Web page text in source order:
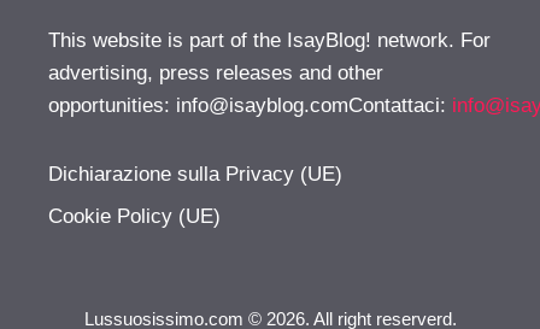
This website is part of the IsayBlog! network. For
advertising, press releases and other
opportunities: info@isayblog.comContattaci:
Dichiarazione sulla Privacy (UE)
Cookie Policy (UE)
Lussuosissimo.com © 2026. All right reserverd.